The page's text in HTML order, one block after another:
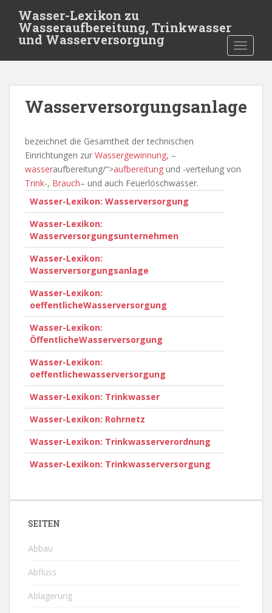
t
Wasser-Lexikon zu
Wasseraufbereitung, Trinkwasser
und Wasserversorgung
Wasserversorgungsanlage
bezeichnet die Gesamtheit der technischen
Einrichtungen zur Wassergewinnung, –
wasseraufbereitung/“>aufbereitung und -verteilung von
Trink-, Brauch– und auch Feuerlöschwasser.
Wasser-Lexikon: Wasserversorgung
Wasser-Lexikon:
Wasserversorgungsunternehmen
Wasser-Lexikon:
Wasserversorgungsanlage
Wasser-Lexikon:
oeffentlicheWasserversorgung
Wasser-Lexikon:
ÖffentlicheWasserversorgung
Wasser-Lexikon:
oeffentlichewasserversorgung
Wasser-Lexikon: Trinkwasser
Wasser-Lexikon: Rohrnetz
Wasser-Lexikon: Trinkwasserverordnung
Wasser-Lexikon: Trinkwasserversorgung
SEITEN
Abbau
Abfluss
Ablagerung